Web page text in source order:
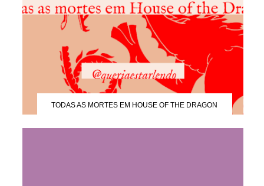
TODAS AS MORTES EM HOUSE OF THE DRAGON